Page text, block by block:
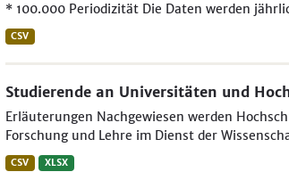
* 100.000 Periodizität Die Daten werden
CSV
Studierende an Universitäten und
Erläuterungen Nachgewiesen werden
Forschung und Lehre im Dienst der
CSV XLSX